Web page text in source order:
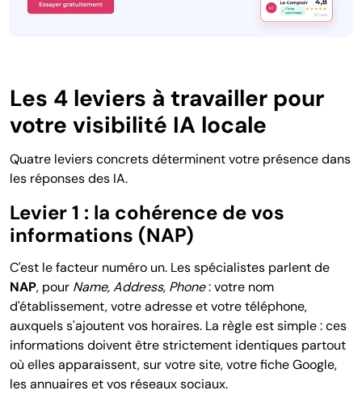
Les 4 leviers à travailler pour
votre visibilité IA locale
Quatre leviers concrets déterminent votre présence dans
les réponses des IA.
Levier 1 : la cohérence de vos
informations (NAP)
C'est le facteur numéro un. Lesspécialistes parlent de
NAP, pour Name, Address, Phone: votre nom
d'établissement, votre adresse et votretéléphone,
auxquels s'ajoutent vos horaires. La règle est simple : ces
informations doivent êtrestrictement identiques partout
où ellesapparaissent, sur votre site, votrefiche Google,
les annuaires et vos réseaux sociaux.